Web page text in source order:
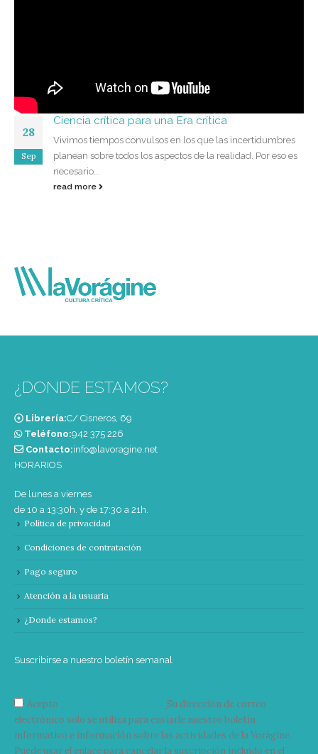
28
Sep
Ciencia crítica para una Era crítica
Vivimos tiempos convulsos en los que las incertidumbres
planean sobre todos los aspectos de la realidad. Por eso es
necesario...
read more
¿DONDE ESTAMOS?
Librería:C/ Cisneros, 69
Teléfono:‭942 375 226‬
Contacto:info@lavoragine.net
HORARIOS
De lunes a viernes
de 10 a 13:30h. y de 17:30 a 21h.
Política de privacidad
Condiciones de contratación
Pago seguro
Atención a la usuaria
¿Donde estamos?
Suscribirse a nuestro boletín semanal
Acepto
Su dirección de correo
electrónico solo se utiliza para enviarle nuestro boletín
informativo e información sobre las actividades de la Vorágine.
Puede usar el enlace para cancelar la suscripción incluido en el